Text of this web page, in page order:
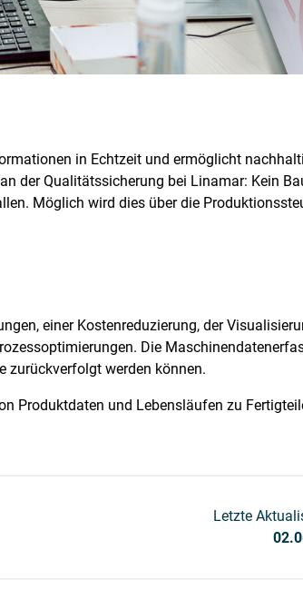
in Echtzeit und ermöglicht
der Qualitätssicherung bei Linamar: Kein
Möglich wird dies über die
einer Kostenreduzierung, der
Die
zurückverfolgt werden können.
Produktdaten und Lebensläufen zu
Letzte